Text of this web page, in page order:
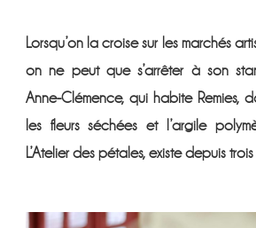
Lorsqu’on la croise sur les marchés
on ne peut que s’arrêter à son
Anne-Clémence, qui habite Remies,
les fleurs séchées et l’argile
L’Atelier des pétales, existe depuis trois